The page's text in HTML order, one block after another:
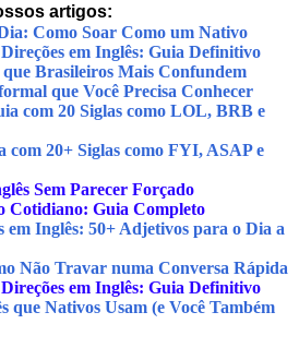
artigos:
Como Soar Como um Nativo
em Inglês: Guia Definitivo
que Brasileiros Mais Confundem
que Você Precisa Conhecer
com 20 Siglas como LOL, BRB e
20+ Siglas como FYI, ASAP e
Sem Parecer Forçado
Cotidiano: Guia Completo
em Inglês: 50+ Adjetivos para o Dia a
Não Travar numa Conversa Rápida
em Inglês: Guia Definitivo
que Nativos Usam (e Você Também